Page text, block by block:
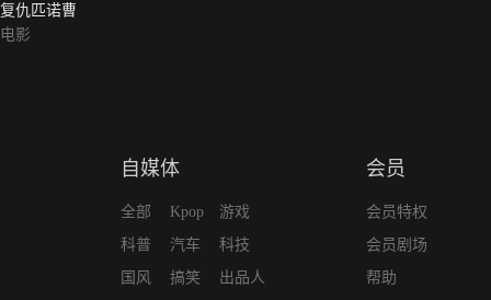
复仇匹诺曹
电影
自媒体
全部
科普
国风
Kpop
汽车
搞笑
游戏
科技
出品人
会员
会员特权
会员剧场
帮助